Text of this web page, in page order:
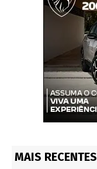
MAIS RECENTES